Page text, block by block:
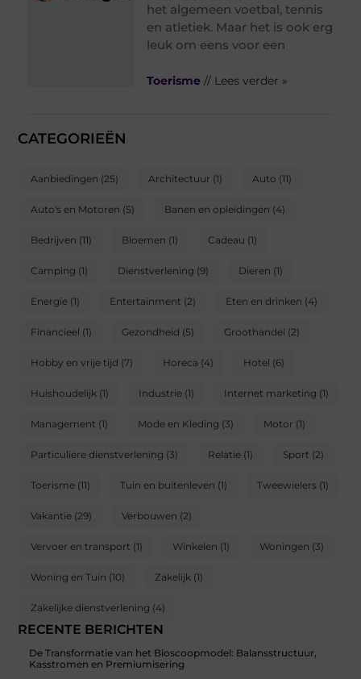
CATEGORIEËN
Aanbiedingen (25) Architectuur (1) Auto (11)
Auto's en Motoren (5) Banen en opleidingen (4)
Bedrijven (11) Bloemen (1) Cadeau (1)
Camping (1) Dienstverlening (9) Dieren (1)
Energie (1) Entertainment (2) Eten en drinken (4)
Financieel (1) Gezondheid (5) Groothandel (2)
Hobby en vrije tijd (7) Horeca (4) Hotel (6)
Huishoudelijk (1) Industrie (1) Internet marketing (1)
Management (1) Mode en Kleding (3) Motor (1)
Particuliere dienstverlening (3) Relatie (1) Sport (2)
Toerisme (11) Tuin en buitenleven (1) Tweewielers (1)
Vakantie (29) Verbouwen (2)
Vervoer en transport (1) Winkelen (1) Woningen (3)
Woning en Tuin (10) Zakelijk (1)
Zakelijke dienstverlening (4)
RECENTE BERICHTEN
De Transformatie van het Bioscoopmodel: Balansstructuur,
Kasstromen en Premiumisering
het algemeen voetbal, tennis
en atletiek. Maar het is ook erg
leuk om eens voor een
Toerisme // Lees verder »